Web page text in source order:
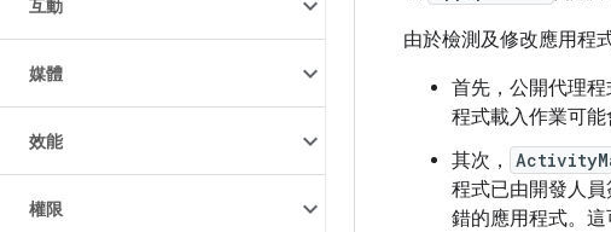
互動
媒體
效能
權限
由於檢測及修改應用程
首先，公開代理
程式載入作業可
其次，
程式已由開發人
錯的應用程式。這